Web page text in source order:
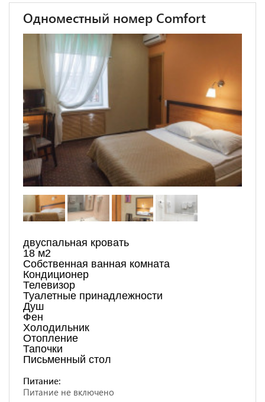
Одноместный номер Comfort
двуспальная кровать
18 м2
Собственная ванная комната
Кондиционер
Телевизор
Туалетные принадлежности
Душ
Фен
Холодильник
Отопление
Тапочки
Письменный стол
Питание:
Питание не включено